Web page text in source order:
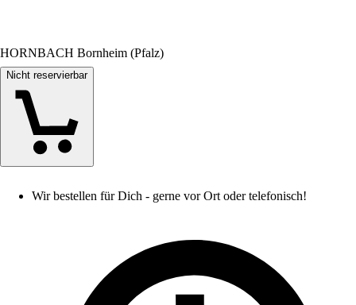
HORNBACH Bornheim (Pfalz)
Nicht reservierbar
Wir bestellen für Dich - gerne vor Ort oder telefonisch!